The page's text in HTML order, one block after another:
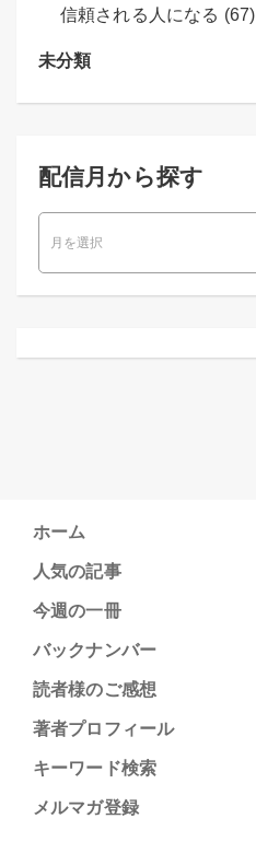
信頼される人になる (67)
未分類
配信月から探す
ホーム
人気の記事
今週の一冊
バックナンバー
読者様のご感想
著者プロフィール
キーワード検索
メルマガ登録